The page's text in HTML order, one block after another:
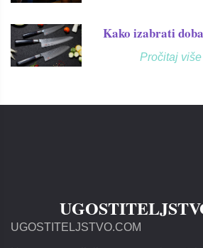
Kako izabrati
Pročitaj više
UGOSTITELJSTVO.COM